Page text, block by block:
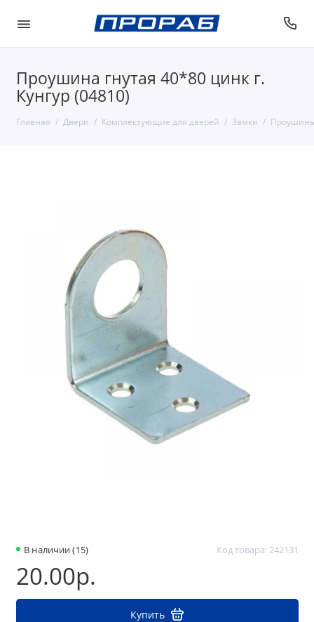
Проушина гнутая 40*80 цинк г.
Кунгур (04810)
Главная Двери Комплектующие для дверей Замки
В наличии (15) Код товара: 242131
20.00р.
Купить